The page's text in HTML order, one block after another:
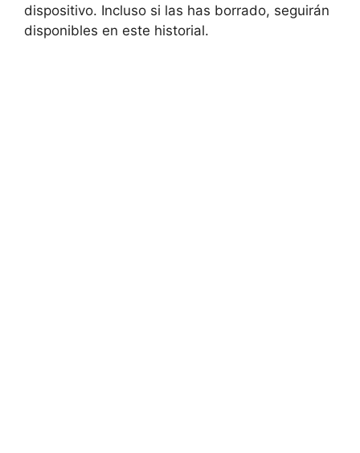
dispositivo. Incluso si las has borrado, seguirán
disponibles en este historial.